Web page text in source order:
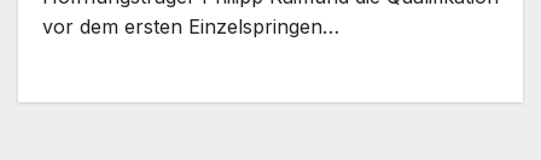
vor dem ersten Einzelspringen…